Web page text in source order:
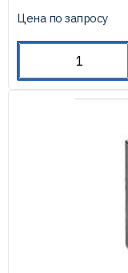
Цена по запросу